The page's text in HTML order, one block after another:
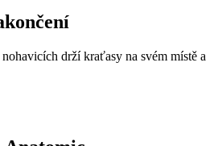
drží kraťasy na svém místě a